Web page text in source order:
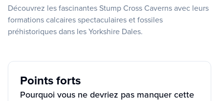
Découvrez les fascinantes Stump Cross Caverns avec leurs
formations calcaires spectaculaires et fossiles
préhistoriques dans les Yorkshire Dales.
Points forts
Pourquoi vous ne devriez pas manquer cette